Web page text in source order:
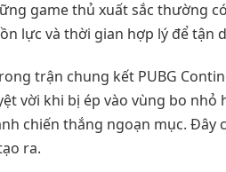
game thủ xuất sắc thường
lực và thời gian hợp lý để tận
trận chung kết PUBG
vời khi bị ép vào vùng bo nhỏ
chiến thắng ngoạn mục. Đây
ra.